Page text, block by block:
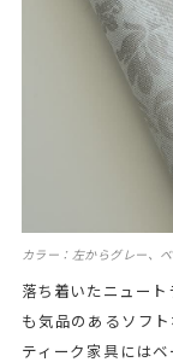
カラー：左からグレー、
落ち着いたニュー
も気品のあるソフ
ティーク家具には